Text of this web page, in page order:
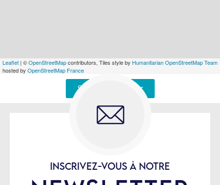
Leaflet | ©OpenStreetMapcontributors, Tiles style by Humanitarian OpenStreetMap Team
hosted by OpenStreetMap France
Signaler une erreur
INSCRIVEZ-VOUS À NOTRE